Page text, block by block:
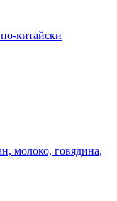
китайски
молоко, говядина,